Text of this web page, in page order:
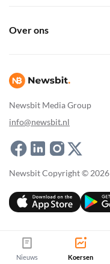
Newsbit Media Group
info@newsbit.nl
Over ons
Newsbit Copyright © 2026
Nieuws Koersen